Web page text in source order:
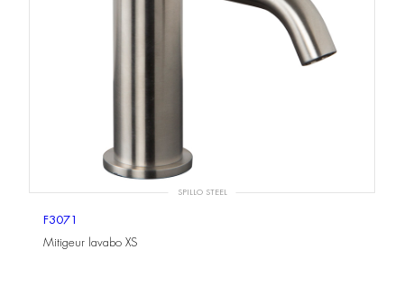
SPILLO STEEL
F3071
Mitigeur lavabo XS